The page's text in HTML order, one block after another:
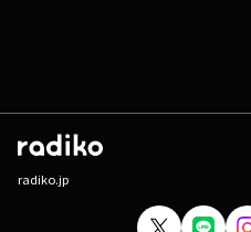
radiko.jp